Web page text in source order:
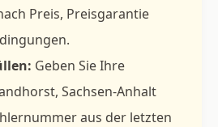
Preis, Preisgarantie
Geben Sie Ihre
Sachsen-Anhalt
aus der letzten